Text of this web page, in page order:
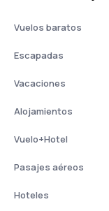
Vuelos baratos
Escapadas
Vacaciones
Alojamientos
Vuelo+Hotel
Pasajes aéreos
Hoteles